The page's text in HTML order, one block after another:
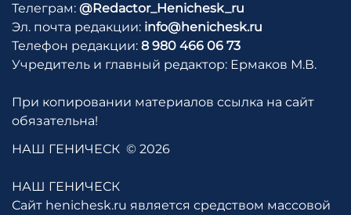
Телеграм: @Redactor_Henichesk_ru
Эл. почта редакции: info@henichesk.ru
Телефон редакции: 8 980 466 06 73
Учредитель и главный редактор: Ермаков М.В.
При копировании материалов ссылка на сайт
обязательна!
НАШ ГЕНИЧЕСК © 2026
НАШ ГЕНИЧЕСК
Сайт henichesk.ru является средством массовой